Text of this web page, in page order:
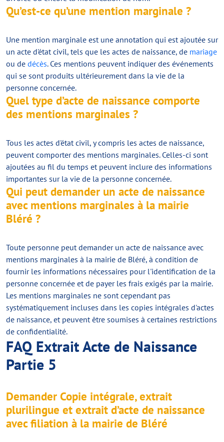
Qu’est-ce qu’une mention marginale ?
Une mention marginale est une annotation qui est ajoutée sur
un acte d'état civil, tels que les actes de naissance, de mariage
ou de décès. Ces mentions peuvent indiquer des événements
qui se sont produits ultérieurement dans la vie de la
personne concernée.
Quel type d’acte de naissance comporte
des mentions marginales ?
Tous les actes d'état civil, y compris les actes de naissance,
peuvent comporter des mentions marginales. Celles-ci sont
ajoutées au fil du temps et peuvent inclure des informations
importantes sur la vie de la personne concernée.
Qui peut demander un acte de naissance
avec mentions marginales à la mairie
Bléré ?
Toute personne peut demander un acte de naissance avec
mentions marginales à la mairie de Bléré, à condition de
fournir les informations nécessaires pour l'identification de la
personne concernée et de payer les frais exigés par la mairie.
Les mentions marginales ne sont cependant pas
systématiquement incluses dans les copies intégrales d'actes
de naissance, et peuvent être soumises à certaines restrictions
de confidentialité.
FAQ Extrait Acte de Naissance
Partie 5
Demander Copie intégrale, extrait
plurilingue et extrait d’acte de naissance
avec filiation à la mairie de Bléré